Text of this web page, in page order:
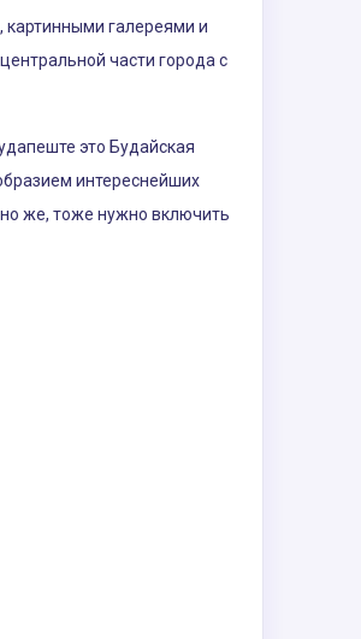
картинными галереями и
части города с
это Будайская
интереснейших
же, тоже нужно включить